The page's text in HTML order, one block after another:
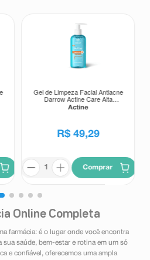
Gel de Limpeza Facial Antiacne
Darrow Actine Care Alta
Tolerância 140g
Actine
R$ 49,29
Comprar
Online Completa
farmácia: é o lugar onde você encontra
saúde, bem-estar e rotina em um só
e confiável, oferecemos uma ampla